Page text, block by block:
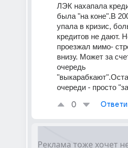
ЛЭК нахапала
была "на коне".В
упала в кризис,
кредитов не дают.
проезжал мимо-
внизу. Может за
очередь
очереди - просто
0